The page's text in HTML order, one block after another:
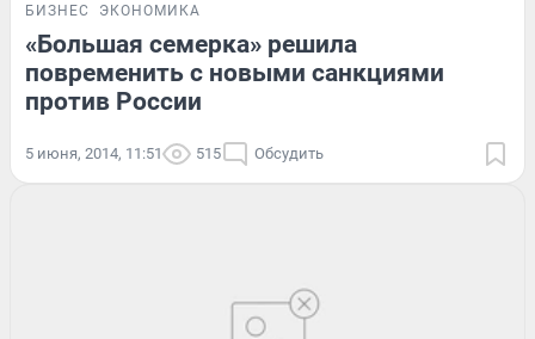
БИЗНЕС ЭКОНОМИКА
«Большая семерка» решила
повременить с новыми санкциями
против России
5 июня, 2014, 11:51 515 Обсудить